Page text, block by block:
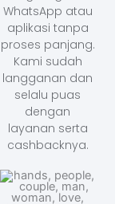
WhatsApp atau
aplikasi tanpa
proses panjang.
Kami sudah
langganan dan
selalu puas
dengan
layanan serta
cashbacknya.